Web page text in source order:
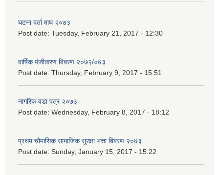
घटना दर्ता माघ २०७३
Post date: Tuesday, February 21, 2017 - 12:30
वार्षिक पंजीकरण बिबरण २०७२/०७३
Post date: Thursday, February 9, 2017 - 15:51
नागरिक वडा पत्र २०७३
Post date: Wednesday, February 8, 2017 - 18:12
प्रथम चौमासिक सामाजिक सुरक्षा भत्ता बिबरण २०७३
Post date: Sunday, January 15, 2017 - 15:22